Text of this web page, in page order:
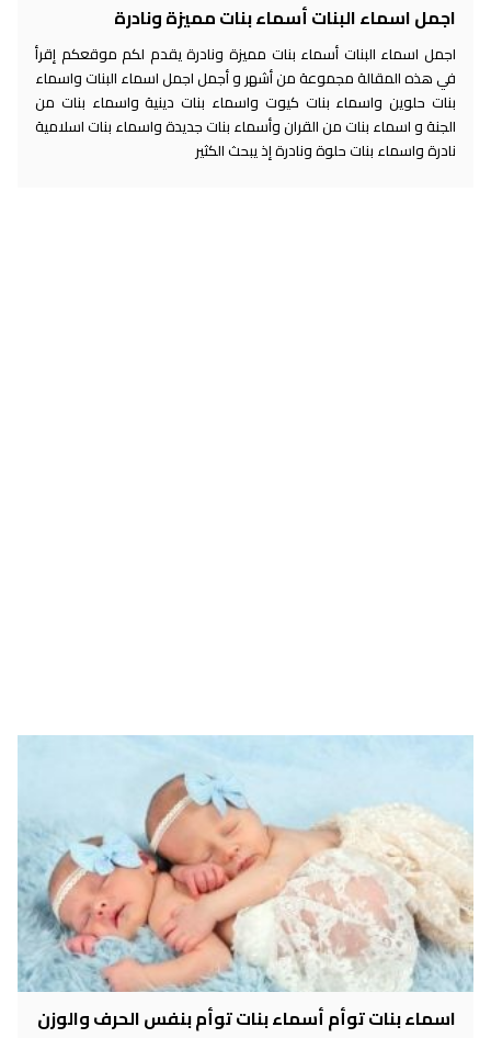
اجمل اسماء البنات أسماء بنات مميزة ونادرة
اجمل اسماء البنات أسماء بنات مميزة ونادرة يقدم لكم موقعكم إقرأ
في هذه المقالة مجموعة من أشهر و أجمل اجمل اسماء البنات واسماء
بنات حلوين واسماء بنات كيوت واسماء بنات دينية واسماء بنات من
الجنة و اسماء بنات من القران وأسماء بنات جديدة واسماء بنات اسلامية
نادرة واسماء بنات حلوة ونادرة إذ يبحث الكثير
اسماء بنات توأم أسماء بنات توأم بنفس الحرف والوزن